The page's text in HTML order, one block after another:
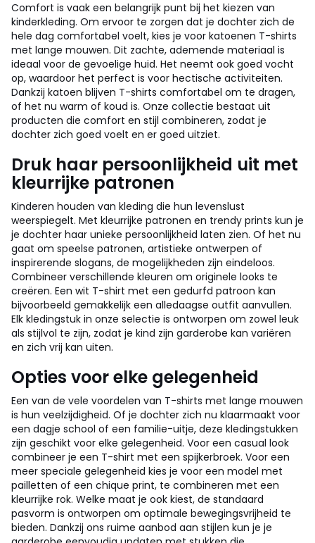
Comfort is vaak een belangrijk punt bij het kiezen van
kinderkleding. Om ervoor te zorgen dat je dochter zich de
hele dag comfortabel voelt, kies je voor katoenen T-shirts
met lange mouwen. Dit zachte, ademende materiaal is
ideaal voor de gevoelige huid. Het neemt ook goed vocht
op, waardoor het perfect is voor hectische activiteiten.
Dankzij katoen blijven T-shirts comfortabel om te dragen,
of het nu warm of koud is. Onze collectie bestaat uit
producten die comfort en stijl combineren, zodat je
dochter zich goed voelt en er goed uitziet.
Druk haar persoonlijkheid uit met
kleurrijke patronen
Kinderen houden van kleding die hun levenslust
weerspiegelt. Met kleurrijke patronen en trendy prints kun je
je dochter haar unieke persoonlijkheid laten zien. Of het nu
gaat om speelse patronen, artistieke ontwerpen of
inspirerende slogans, de mogelijkheden zijn eindeloos.
Combineer verschillende kleuren om originele looks te
creëren. Een wit T-shirt met een gedurfd patroon kan
bijvoorbeeld gemakkelijk een alledaagse outfit aanvullen.
Elk kledingstuk in onze selectie is ontworpen om zowel leuk
als stijlvol te zijn, zodat je kind zijn garderobe kan variëren
en zich vrij kan uiten.
Opties voor elke gelegenheid
Een van de vele voordelen van T-shirts met lange mouwen
is hun veelzijdigheid. Of je dochter zich nu klaarmaakt voor
een dagje school of een familie-uitje, deze kledingstukken
zijn geschikt voor elke gelegenheid. Voor een casual look
combineer je een T-shirt met een spijkerbroek. Voor een
meer speciale gelegenheid kies je voor een model met
pailletten of een chique print, te combineren met een
kleurrijke rok. Welke maat je ook kiest, de standaard
pasvorm is ontworpen om optimale bewegingsvrijheid te
bieden. Dankzij ons ruime aanbod aan stijlen kun je je